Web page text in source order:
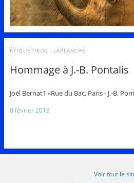
ÉTIQUETTE(S) : LAPLANCHE
Hommage à J.-B. Pontalis
Joël Bernat1 «Rue du Bac, Paris - J.-B.
8 février 2013
Voir tout le